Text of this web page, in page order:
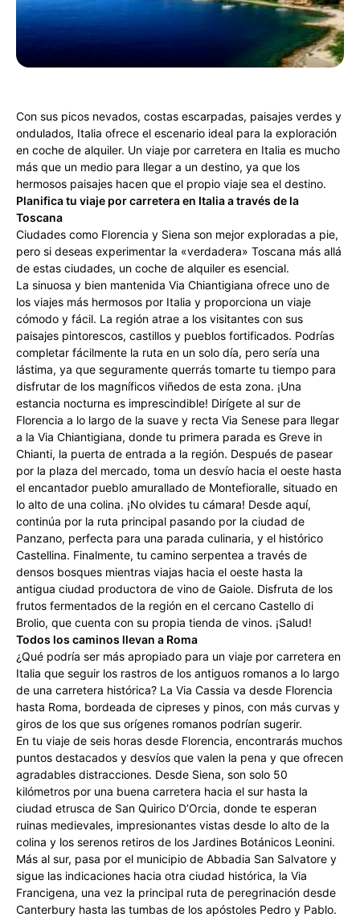
Con sus picos nevados, costas escarpadas, paisajes verdes y
ondulados, Italia ofrece el escenario ideal para la exploración
en coche de alquiler. Un viaje por carretera en Italia es mucho
más que un medio para llegar a un destino, ya que los
hermosos paisajes hacen que el propio viaje sea el destino.
Planifica tu viaje por carretera en Italia a través de la
Toscana
Ciudades como Florencia y Siena son mejor exploradas a pie,
pero si deseas experimentar la «verdadera» Toscana más allá
de estas ciudades, un coche de alquiler es esencial.
La sinuosa y bien mantenida Via Chiantigiana ofrece uno de
los viajes más hermosos por Italia y proporciona un viaje
cómodo y fácil. La región atrae a los visitantes con sus
paisajes pintorescos, castillos y pueblos fortificados. Podrías
completar fácilmente la ruta en un solo día, pero sería una
lástima, ya que seguramente querrás tomarte tu tiempo para
disfrutar de los magníficos viñedos de esta zona. ¡Una
estancia nocturna es imprescindible! Dirígete al sur de
Florencia a lo largo de la suave y recta Via Senese para llegar
a la Via Chiantigiana, donde tu primera parada es Greve in
Chianti, la puerta de entrada a la región. Después de pasear
por la plaza del mercado, toma un desvío hacia el oeste hasta
el encantador pueblo amurallado de Montefioralle, situado en
lo alto de una colina. ¡No olvides tu cámara! Desde aquí,
continúa por la ruta principal pasando por la ciudad de
Panzano, perfecta para una parada culinaria, y el histórico
Castellina. Finalmente, tu camino serpentea a través de
densos bosques mientras viajas hacia el oeste hasta la
antigua ciudad productora de vino de Gaiole. Disfruta de los
frutos fermentados de la región en el cercano Castello di
Brolio, que cuenta con su propia tienda de vinos. ¡Salud!
Todos los caminos llevan a Roma
¿Qué podría ser más apropiado para un viaje por carretera en
Italia que seguir los rastros de los antiguos romanos a lo largo
de una carretera histórica? La Via Cassia va desde Florencia
hasta Roma, bordeada de cipreses y pinos, con más curvas y
giros de los que sus orígenes romanos podrían sugerir.
En tu viaje de seis horas desde Florencia, encontrarás muchos
puntos destacados y desvíos que valen la pena y que ofrecen
agradables distracciones. Desde Siena, son solo 50
kilómetros por una buena carretera hacia el sur hasta la
ciudad etrusca de San Quirico D’Orcia, donde te esperan
ruinas medievales, impresionantes vistas desde lo alto de la
colina y los serenos retiros de los Jardines Botánicos Leonini.
Más al sur, pasa por el municipio de Abbadia San Salvatore y
sigue las indicaciones hacia otra ciudad histórica, la Via
Francigena, una vez la principal ruta de peregrinación desde
Canterbury hasta las tumbas de los apóstoles Pedro y Pablo.